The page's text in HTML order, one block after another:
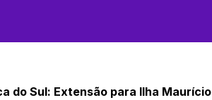
do Sul: Extensão para Ilha Maurício